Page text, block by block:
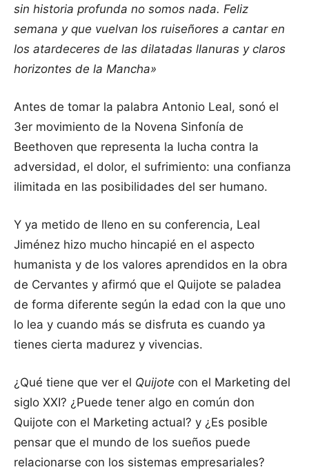
sin historia profunda no somos nada. Feliz
semana y que vuelvan los ruiseñores a cantar en
los atardeceres de las dilatadas llanuras y claros
horizontes de la Mancha»
Antes de tomar la palabra Antonio Leal, sonó el
3er movimiento de la Novena Sinfonía de
Beethoven que representa la lucha contra la
adversidad, el dolor, el sufrimiento: una confianza
ilimitada en las posibilidades del ser humano.
Y ya metido de lleno en su conferencia, Leal
Jiménez hizo mucho hincapié en el aspecto
humanista y de los valores aprendidos en la obra
de Cervantes y afirmó que el Quijote se paladea
de forma diferente según la edad con la que uno
lo lea y cuando más se disfruta es cuando ya
tienes cierta madurez y vivencias.
¿Qué tiene que ver el Quijote con el Marketing del
siglo XXI? ¿Puede tener algo en común don
Quijote con el Marketing actual? y ¿Es posible
pensar que el mundo de los sueños puede
relacionarse con los sistemas empresariales?